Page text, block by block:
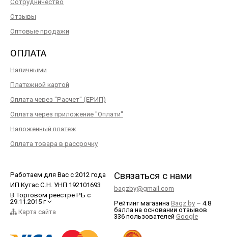
Сотрудничество
Отзывы
Оптовые продажи
ОПЛАТА
Наличными
Платежной картой
Оплата через "Расчет" (ЕРИП)
Оплата через приложение "Оплати"
Наложенный платеж
Оплата товара в рассрочку
Работаем для Вас с 2012 года
ИП Кутас С.Н. УНП 192101693
В Торговом реестре РБ с
29.11.2015 г
Карта сайта
Связаться с нами
bagzby@gmail.com
Рейтинг магазина Bagz.by – 4.8
балла на основании отзывов
336 пользователей Google